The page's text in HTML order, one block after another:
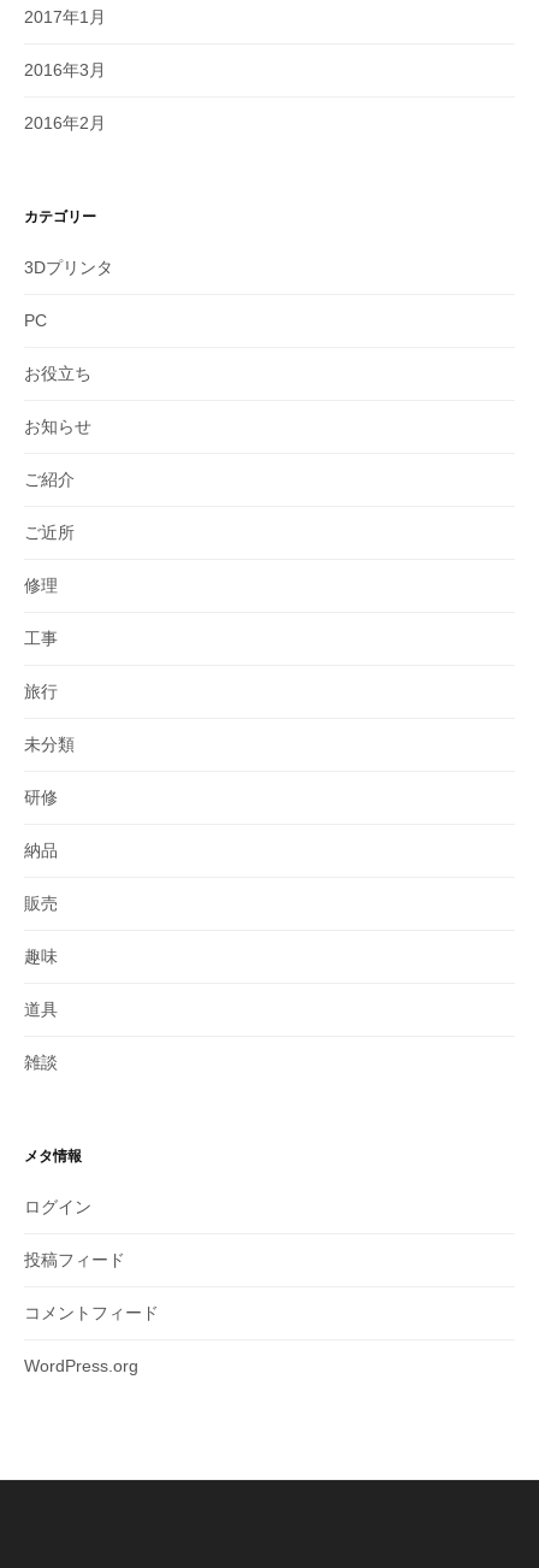
2017年1月
2016年3月
2016年2月
カテゴリー
3Dプリンタ
PC
お役立ち
お知らせ
ご紹介
ご近所
修理
工事
旅行
未分類
研修
納品
販売
趣味
道具
雑談
メタ情報
ログイン
投稿フィード
コメントフィード
WordPress.org